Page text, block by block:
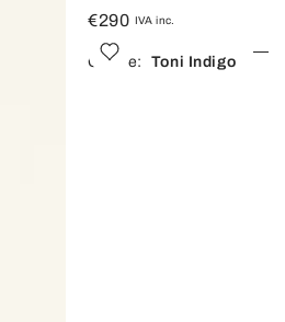
€290 IVA inc.
Colore: Toni Indigo